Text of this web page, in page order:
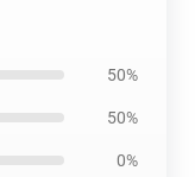
50%
50%
0%